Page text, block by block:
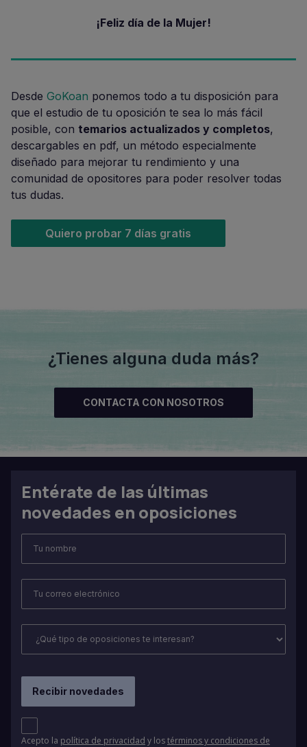
¡Feliz día de la Mujer!
Desde GoKoan ponemos todo a tu disposición para
que el estudio de tu oposición te sea lo más fácil
posible, con temarios actualizados y completos,
descargables en pdf, un método especialmente
diseñado para mejorar tu rendimiento y una
comunidad de opositores para poder resolver todas
tus dudas.
Quiero probar 7 días gratis
¿Tienes alguna duda más?
CONTACTA CON NOSOTROS
Entérate de las últimas
novedades en oposiciones
Acepto la política de privacidad y lostérminos y condiciones de